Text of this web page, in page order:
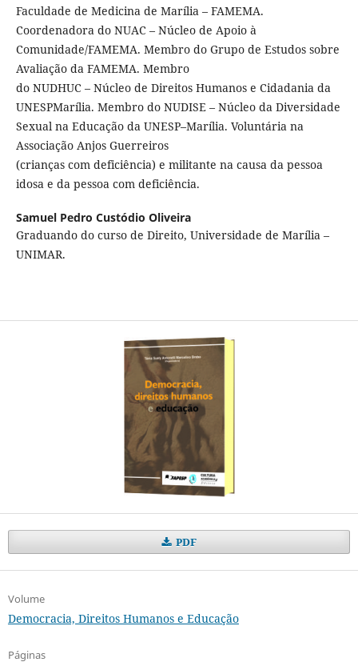
Faculdade de Medicina de Marília – FAMEMA.
Coordenadora do NUAC – Núcleo de Apoio à
Comunidade/FAMEMA. Membro do Grupo de Estudos sobre
Avaliação da FAMEMA. Membro
do NUDHUC – Núcleo de Direitos Humanos e Cidadania da
UNESPMarília. Membro do NUDISE – Núcleo da Diversidade
Sexual na Educação da UNESP–Marília. Voluntária na
Associação Anjos Guerreiros
(crianças com deficiência) e militante na causa da pessoa
idosa e da pessoa com deficiência.
Samuel Pedro Custódio Oliveira
Graduando do curso de Direito, Universidade de Marília –
UNIMAR.
PDF
Volume
Democracia, Direitos Humanos e Educação
Páginas